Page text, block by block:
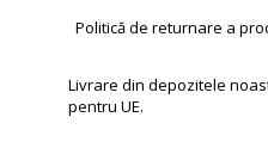
Politică de returnare a
Livrare din depozitele
pentru UE.